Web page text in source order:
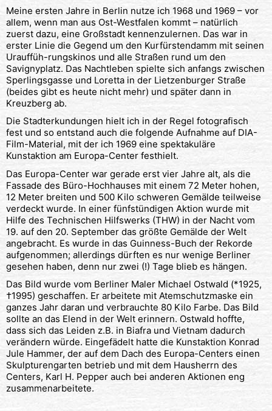
Meine ersten Jahre in Berlin nutze ich 1968 und 1969 – vor
allem, wenn man aus Ost-Westfalen kommt – natürlich
zuerst dazu, eine Großstadt kennenzulernen. Das war in
erster Linie die Gegend um den Kurfürstendamm mit seinen
Urauffüh-rungskinos und alle Straßen rund um den
Savignyplatz. Das Nachtleben spielte sich anfangs zwischen
Sperlingsgasse und Loretta in der Lietzenburger Straße
(beides gibt es heute nicht mehr) und später dann in
Kreuzberg ab.
Die Stadterkundungen hielt ich in der Regel fotografisch
fest und so entstand auch die folgende Aufnahme auf DIA-
Film-Material, mit der ich 1969 eine spektakuläre
Kunstaktion am Europa-Center festhielt.
Das Europa-Center war gerade erst vier Jahre alt, als die
Fassade des Büro-Hochhauses mit einem 72 Meter hohen,
12 Meter breiten und 500 Kilo schweren Gemälde teilweise
verdeckt wurde. In einer fünfstündigen Aktion wurde mit
Hilfe des Technischen Hilfswerks (THW) in der Nacht vom
19. auf den 20. September das größte Gemälde der Welt
angebracht. Es wurde in das Guinness-Buch der Rekorde
aufgenommen; allerdings dürften es nur wenige Berliner
gesehen haben, denn nur zwei (!) Tage blieb es hängen.
Das Bild wurde vom Berliner Maler Michael Ostwald (*1925,
†1995) geschaffen. Er arbeitete mit Atemschutzmaske ein
ganzes Jahr daran und verbrauchte 80 Kilo Farbe. Das Bild
sollte an das Elend in der Welt erinnern. Ostwald hoffte,
dass sich das Leiden z.B. in Biafra und Vietnam dadurch
verändern würde. Eingefädelt hatte die Kunstaktion Konrad
Jule Hammer, der auf dem Dach des Europa-Centers einen
Skulpturengarten betrieb und mit dem Hausherrn des
Centers, Karl H. Pepper auch bei anderen Aktionen eng
zusammenarbeitete.